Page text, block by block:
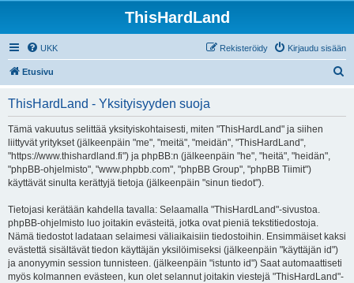
ThisHardLand
UKK Kirjaudu sisään
Rekisteröidy
Etusivu
ThisHardLand - Yksityisyyden suoja
Tämä vakuutus selittää yksityiskohtaisesti, miten "ThisHardLand" ja siihen
liittyvät yritykset (jälkeenpäin "me", "meitä", "meidän", "ThisHardLand",
"https://www.thishardland.fi") ja phpBB:n (jälkeenpäin "he", "heitä", "heidän",
"phpBB-ohjelmisto", "www.phpbb.com", "phpBB Group", "phpBB Tiimit")
käyttävät sinulta kerättyjä tietoja (jälkeenpäin "sinun tiedot").
Tietojasi kerätään kahdella tavalla: Selaamalla "ThisHardLand"-sivustoa.
phpBB-ohjelmisto luo joitakin evästeitä, jotka ovat pieniä tekstitiedostoja.
Nämä tiedostot ladataan selaimesi väliaikaisiin tiedostoihin. Ensimmäiset kaksi
evästettä sisältävät tiedon käyttäjän yksilöimiseksi (jälkeenpäin "käyttäjän id")
ja anonyymin session tunnisteen. (jälkeenpäin "istunto id") Saat automaattiseti
myös kolmannen evästeen, kun olet selannut joitakin viestejä "ThisHardLand"-